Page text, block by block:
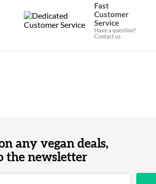
Fast
Customer
Service
Have a question?
Contact us.
any vegan deals,
the newsletter